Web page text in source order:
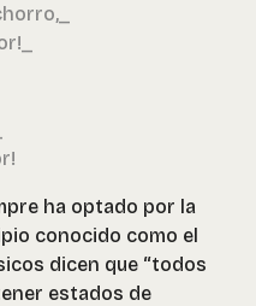
ha optado por la
conocido como el
dicen que “todos
estados de